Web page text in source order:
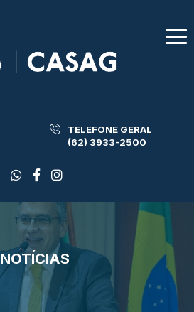
TELEFONE GERAL
(62) 3933-2500
NOTÍCIAS